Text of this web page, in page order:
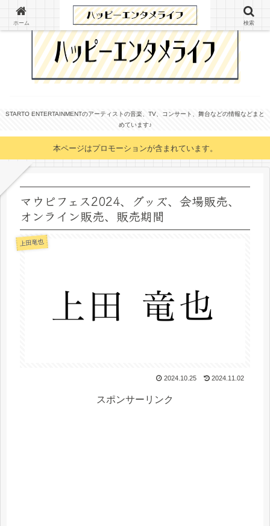
STARTO ENTERTAINMENTのアーティストの音楽、TV、コンサート、舞台などの情報などまと
めています♪
本ページはプロモーションが含まれています。
マウピフェス2024、グッズ、会場販売、
オンライン販売、販売期間
上田竜也
2024.10.25 2024.11.02
スポンサーリンク
ホーム 検索